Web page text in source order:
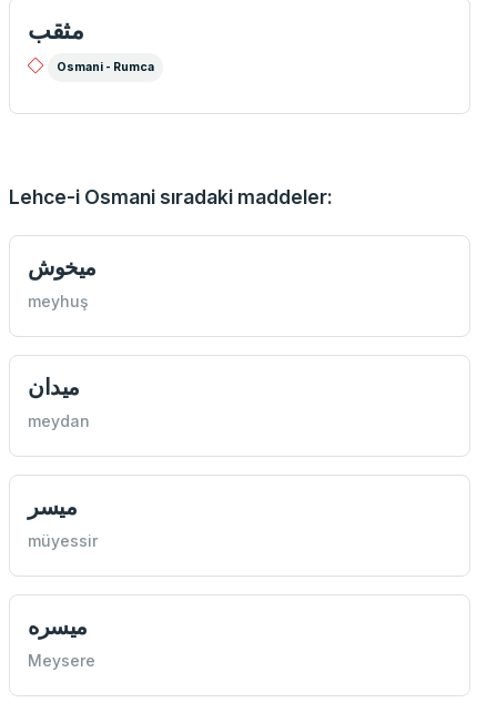
مثقب
Osmani - Rumca
Lehce-i Osmani sıradaki maddeler:
ميخوش
meyhuş
ميدان
meydan
ميسر
müyessir
ميسره
Meysere